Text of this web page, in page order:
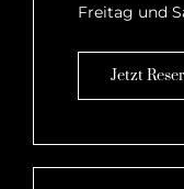
Freitag und
Jetzt